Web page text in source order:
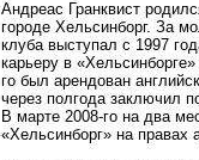
Андреас Гранквист
городе Хельсинборг. За
клуба выступал с 1997
карьеру в
го был арендован
через полгода заключил
В марте 2008-го на два
«Хельсинборг» на правах